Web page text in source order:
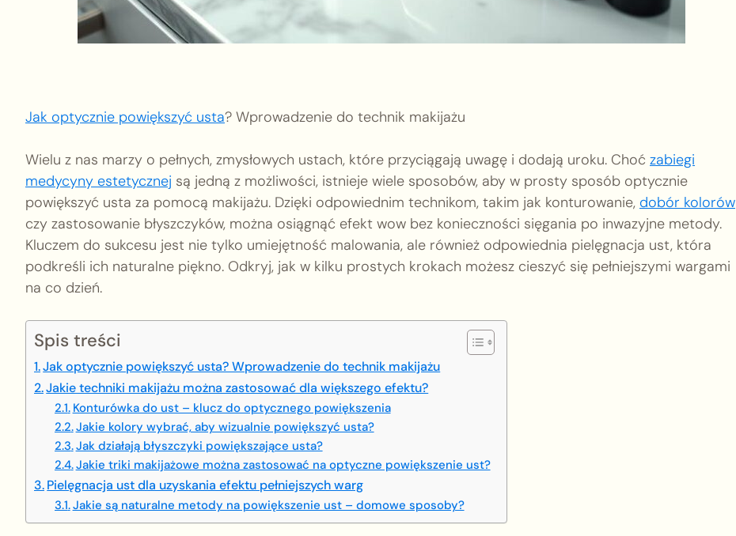
Jak optycznie powiększyć usta? Wprowadzenie do technik makijażu
Wielu z nas marzy o pełnych, zmysłowych ustach, które przyciągają uwagę i dodają uroku. Choć zabiegi
medycyny estetycznej są jedną z możliwości, istnieje wiele sposobów, aby w prosty sposób optycznie
powiększyć usta za pomocą makijażu. Dzięki odpowiednim technikom, takim jak konturowanie, dobór kolorów
czy zastosowanie błyszczyków, można osiągnąć efekt wow bez konieczności sięgania po inwazyjne metody.
Kluczem do sukcesu jest nie tylko umiejętność malowania, ale również odpowiednia pielęgnacja ust, która
podkreśli ich naturalne piękno. Odkryj, jak w kilku prostych krokach możesz cieszyć się pełniejszymi wargami
na co dzień.
Spis treści
Jak optycznie powiększyć usta? Wprowadzenie do technik makijażu
Jakie techniki makijażu można zastosować dla większego efektu?
Konturówka do ust – klucz do optycznego powiększenia
Jakie kolory wybrać, aby wizualnie powiększyć usta?
Jak działają błyszczyki powiększające usta?
Jakie triki makijażowe można zastosować na optyczne powiększenie ust?
Pielęgnacja ust dla uzyskania efektu pełniejszych warg
Jakie są naturalne metody na powiększenie ust – domowe sposoby?